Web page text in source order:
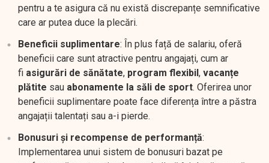
pentru a te asigura că nu există discrepanțe semnificative
care ar putea duce la plecări.
Beneficii suplimentare: În plus față de salariu, oferă
beneficii care sunt atractive pentru angajați, cum ar
fi asigurări de sănătate, program flexibil, vacanțe
plătite sau abonamente la săli de sport. Oferirea unor
beneficii suplimentare poate face diferența între a păstra
angajații talentați sau a-i pierde.
Bonusuri și recompense de performanță:
Implementarea unui sistem de bonusuri bazat pe